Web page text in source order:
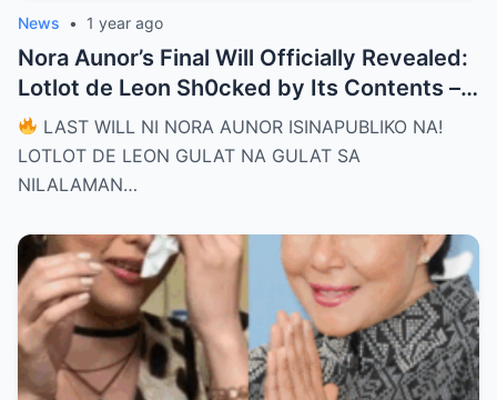
News • 1 year ago
Nora Aunor’s Final Will Officially Revealed:
Lotlot de Leon Sh0cked by Its Contents –
What Did She See That Left Her
Completely Speechless?
LAST WILL NI NORA AUNOR ISINAPUBLIKO NA!
LOTLOT DE LEON GULAT NA GULAT SA
NILALAMAN…